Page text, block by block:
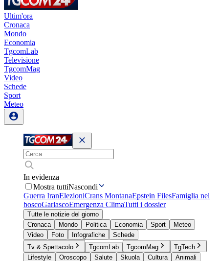
Ultim'ora
Cronaca
Mondo
Economia
TgcomLab
Televisione
TgcomMag
Video
Schede
Sport
Meteo
In evidenza
Mostra tuttiNascondi
Guerra IranElezioniCrans MontanaEpstein FilesFamiglia nel
boscoGarlascoEmergenza ClimaTutti i dossier
Tutte le notizie del giorno
Cronaca
Mondo Politica Economia Sport
Meteo
Video
Foto Infografiche
Schede
Tv & Spettacolo
TgcomLab TgcomMag
TgTech
Lifestyle
Oroscopo Salute Skuola Cultura
Animali